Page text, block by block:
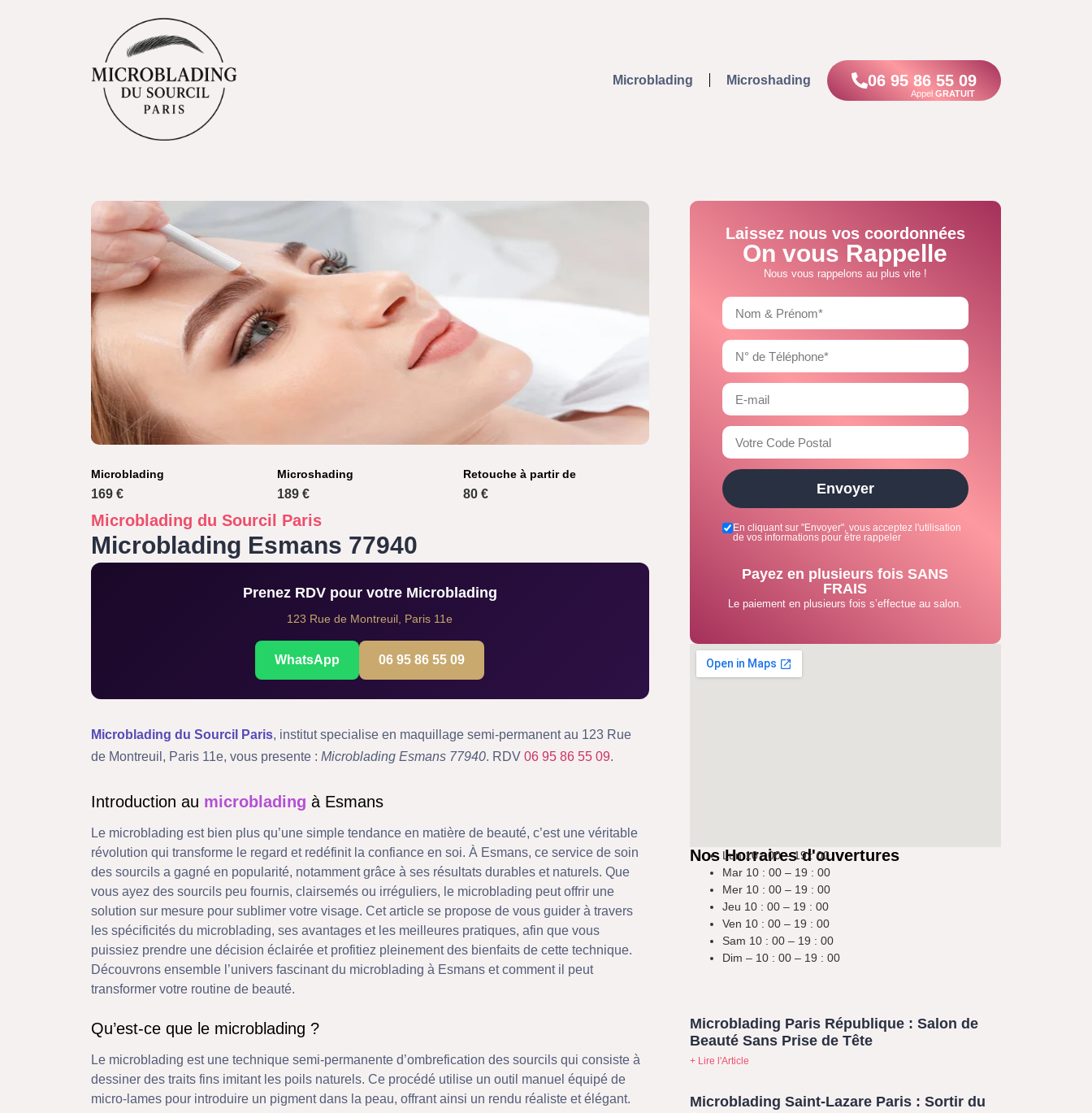
Microblading Microshading 06 95 86 55 09
Appel GRATUIT
Microblading
169 €
Microshading
189 €
Retouche à partir de
80 €
Microblading du Sourcil Paris
Microblading Esmans 77940
Prenez RDV pour votre Microblading
123 Rue de Montreuil, Paris 11e
WhatsApp 06 95 86 55 09
Microblading du Sourcil Paris, institut specialise en maquillage semi-permanent au 123 Rue
de Montreuil, Paris 11e, vous presente : Microblading Esmans 77940. RDV 06 95 86 55 09.
Introduction au microblading à Esmans
Le microblading est bien plus qu’une simple tendance en matière de beauté, c’est une véritable
révolution qui transforme le regard et redéfinit la confiance en soi. À Esmans, ce service de soin
des sourcils a gagné en popularité, notamment grâce à ses résultats durables et naturels. Que
vous ayez des sourcils peu fournis, clairsemés ou irréguliers, le microblading peut offrir une
solution sur mesure pour sublimer votre visage. Cet article se propose de vous guider à travers
les spécificités du microblading, ses avantages et les meilleures pratiques, afin que vous
puissiez prendre une décision éclairée et profitiez pleinement des bienfaits de cette technique.
Découvrons ensemble l’univers fascinant du microblading à Esmans et comment il peut
transformer votre routine de beauté.
Qu’est-ce que le microblading ?
Le microblading est une technique semi-permanente d’ombrefication des sourcils qui consiste à
dessiner des traits fins imitant les poils naturels. Ce procédé utilise un outil manuel équipé de
micro-lames pour introduire un pigment dans la peau, offrant ainsi un rendu réaliste et élégant.
Laissez nous vos coordonnées
On vous Rappelle
Nous vous rappelons au plus vite !
En cliquant sur "Envoyer", vous acceptez l'utilisation
de vos informations pour être rappeler
Envoyer
Payez en plusieurs fois SANS
FRAIS
Le paiement en plusieurs fois s’effectue au salon.
Nos Horraires d'ouvertures
Lun 10 : 00 – 19 : 00
Mar 10 : 00 – 19 : 00
Mer 10 : 00 – 19 : 00
Jeu 10 : 00 – 19 : 00
Ven 10 : 00 – 19 : 00
Sam 10 : 00 – 19 : 00
Dim – 10 : 00 – 19 : 00
Microblading Paris République : Salon de
Beauté Sans Prise de Tête
+ Lire l'Article
Microblading Saint-Lazare Paris : Sortir du